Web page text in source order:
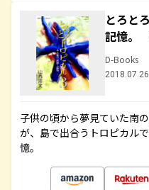
とろと
記憶。
D-Books
子供の頃から夢見ていた南
が、島で出合うトロピカル
憶。